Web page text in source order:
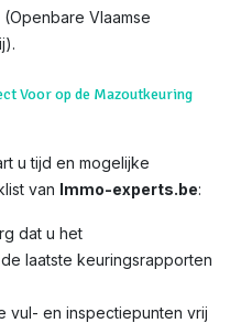
Vlaamse
Voor op de Mazoutkeuring
u tijd en mogelijke
van Immo-experts.be:
dat u het
laatste keuringsrapporten
vul- en inspectiepunten vrij